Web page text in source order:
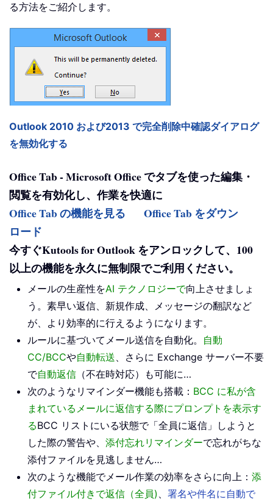
る方法をご紹介します。
Outlook 2010 および2013 で完全削除中確認ダイアログ
を無効化する
Office Tab - Microsoft Office でタブを使った編集・
閲覧を有効化し、作業を快適に
Office Tab の機能を見る
Office Tab をダウン
ロード
今すぐKutools for Outlook をアンロックして、100
以上の機能を永久に無制限でご利用ください。
メールの生産性をAI テクノロジーで向上させましょ
う。素早い返信、新規作成、メッセージの翻訳など
が、より効率的に行えるようになります。
ルールに基づいてメール送信を自動化。 自動
CC/BCCや自動転送、さらに Exchange サーバー不要
で自動返信 （不在時対応）も可能に…
次のようなリマインダー機能も搭載： BCC に私が含
まれているメールに返信する際にプロンプトを表示す
るBCC リストにいる状態で「全員に返信」しようと
した際の警告や、 添付忘れリマインダーで忘れがちな
添付ファイルを見逃しません…
次のような機能でメール作業の効率をさらに向上： 添
付ファイル付きで返信（全員) 、 署名や件名に自動で